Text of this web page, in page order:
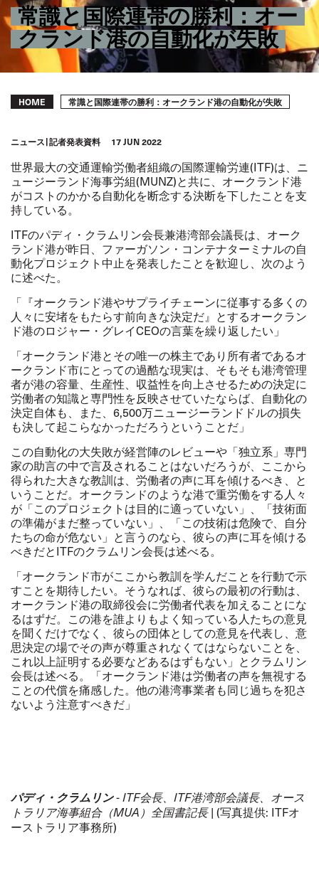
常識と国際連帯の勝利：オー
クランド港の自動化が失敗
Breadcrumb
HOME 常識と国際連帯の勝利：オークランド港の自動化が失敗
ニュース 記者発表資料 17 JUN 2022
世界最大の交通運輸労働者組織の国際運輸労連(ITF)は、ニ
ュージーランド海事労組(MUNZ)と共に、オークランド港
がコストのかかる自動化を断念する決断を下したことを支
持している。
ITFのパディ・クラムリン会長兼港湾部会議長は、オーク
ランド港が昨日、ファーガソン・コンテナターミナルの自
動化プロジェクト中止を発表したことを歓迎し、次のよう
に述べた。
「『オークランド港やサプライチェーンに従事する多くの
人々に安堵をもたらす前向きな決定だ』とするオークラン
ド港のロジャー・グレイCEOの言葉を繰り返したい」
「オークランド港とその唯一の株主であり所有者であるオ
ークランド市にとっての過酷な現実は、そもそも港湾管理
者が港の容量、生産性、収益性を向上させるための決定に
労働者の知識と専門性を反映させていたならば、自動化の
決定自体も、また、6,500万ニュージーランドドルの損失
も決して起こらなかっただろうということだ」
この自動化の大失敗が経営陣のレビューや「独立系」専門
家の助言の中で言及されることはないだろうが、ここから
得られた大きな教訓は、労働者の声に耳を傾けるべき、と
いうことだ。オークランドのような港で重労働をする人々
が「このプロジェクトは目的に適っていない」、「技術面
の準備がまだ整っていない」、「この技術は危険で、自分
たちの命が危ない」と言うのなら、彼らの声に耳を傾ける
べきだとITFのクラムリン会長は述べる。
「オークランド市がここから教訓を学んだことを行動で示
すことを期待したい。そうなれば、彼らの最初の行動は、
オークランド港の取締役会に労働者代表を加えることにな
るはずだ。この港を誰よりもよく知っている人たちの意見
を聞くだけでなく、彼らの団体としての意見を代表し、意
思決定の場でその声が尊重されなくてはならないことを、
これ以上証明する必要などあるはずもない」とクラムリン
会長は述べる。「オークランド港は労働者の声を無視する
ことの代償を痛感した。他の港湾事業者も同じ過ちを犯さ
ないよう注意すべきだ」
パディ・クラムリン-ITF会長、ITF港湾部会議長、オース
トラリア海事組合（MUA）全国書記長| (写真提供: ITFオ
ーストラリア事務所)